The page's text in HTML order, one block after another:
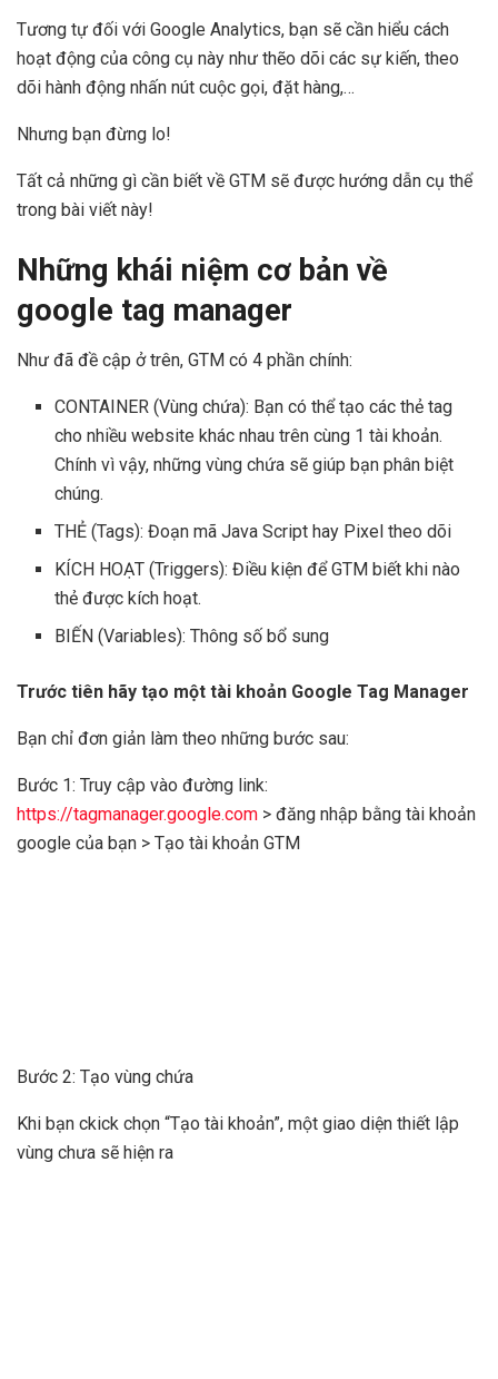
Tương tự đối với Google Analytics, bạn sẽ cần hiểu cách
hoạt động của công cụ này như thẽo dõi các sự kiến, theo
dõi hành động nhấn nút cuộc gọi, đặt hàng,…
Nhưng bạn đừng lo!
Tất cả những gì cần biết về GTM sẽ được hướng dẫn cụ thể
trong bài viết này!
Những khái niệm cơ bản về
google tag manager
Như đã đề cập ở trên, GTM có 4 phần chính:
CONTAINER (Vùng chứa): Bạn có thể tạo các thẻ tag
cho nhiều website khác nhau trên cùng 1 tài khoản.
Chính vì vậy, những vùng chứa sẽ giúp bạn phân biệt
chúng.
THẺ (Tags): Đoạn mã Java Script hay Pixel theo dõi
KÍCH HOẠT (Triggers): Điều kiện để GTM biết khi nào
thẻ được kích hoạt.
BIẾN (Variables): Thông số bổ sung
Trước tiên hãy tạo một tài khoản Google Tag Manager
Bạn chỉ đơn giản làm theo những bước sau:
Bước 1: Truy cập vào đường link:
https://tagmanager.google.com > đăng nhập bằng tài khoản
google của bạn > Tạo tài khoản GTM
Bước 2: Tạo vùng chứa
Khi bạn ckick chọn “Tạo tài khoản”, một giao diện thiết lập
vùng chưa sẽ hiện ra